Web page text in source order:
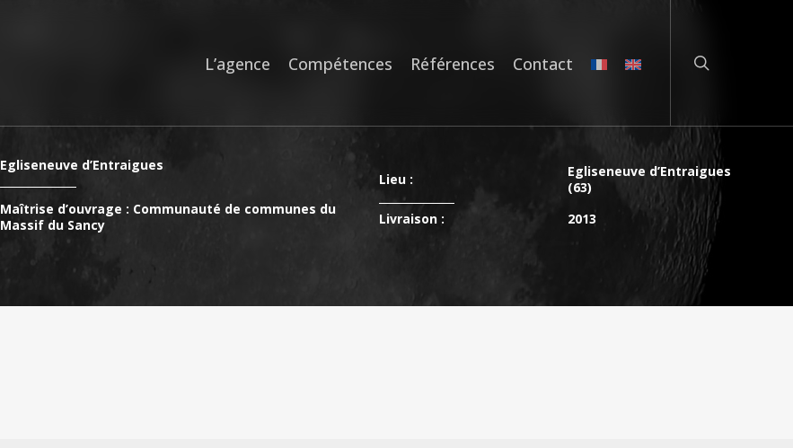
L’agence Compétences Références Contact
Egliseneuve d’Entraigues
Maîtrise d’ouvrage : Communauté de communes du
Massif du Sancy
Lieu :
Egliseneuve d’Entraigues
(63)
Livraison :
2013